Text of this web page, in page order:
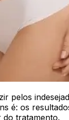
pelos
os
do tratamento.